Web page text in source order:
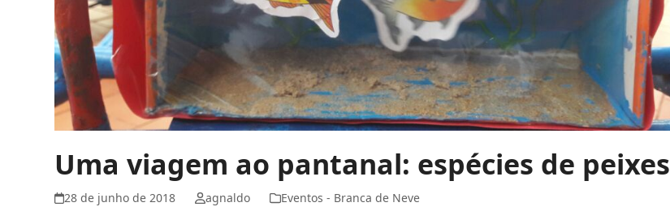
Uma viagem ao pantanal: espécies de peixes
28 de junho de 2018 agnaldo Eventos - Branca de Neve